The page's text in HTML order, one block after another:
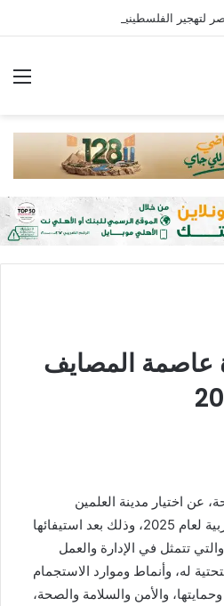
عاصمة المصايف
عن اختيار مدينة العلمين
الجديدة عاصمة للمصايف العربية لعام 2025، وذلك بعد استيفائها
تتمثل في الإدارة والعمل
له، وأنماط وموارد الاستجمام
والأمن والسلامة والصحة،